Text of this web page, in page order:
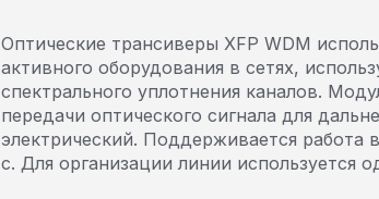
Оптические трансиверы XFP WDM
активного оборудования в сетях,
спектрального уплотнения каналов.
передачи оптического сигнала для
электрический. Поддерживается работа
с. Для организации линии используется